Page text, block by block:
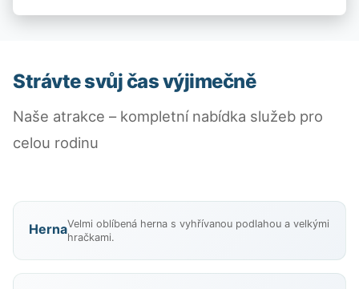
Strávte svůj čas výjimečně
Naše atrakce – kompletní nabídka služeb pro
celou rodinu
HernaVelmi oblíbená herna s vyhřívanou podlahou a velkými
hračkami.